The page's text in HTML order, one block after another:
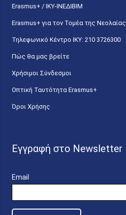
Erasmus+ / ΙΚΥ-ΙΝΕΔΙΒΙΜ
Erasmus+ για τον Τομέα της Νεολαίας
Τηλεφωνικό Κέντρο IKY: 210 3726300
Πώς θα μας βρείτε
Χρήσιμοι Σύνδεσμοι
Οπτική Ταυτότητα Erasmus+
Όροι Χρήσης
Εγγραφή στο Newsletter
Email